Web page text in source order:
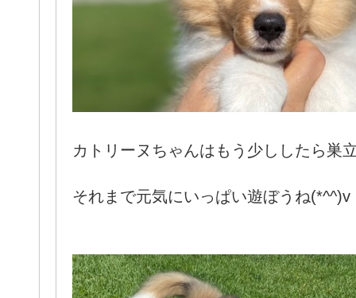
カトリーヌちゃんはもう少ししたら巣
それまで元気にいっぱい遊ぼうね(*^^)v